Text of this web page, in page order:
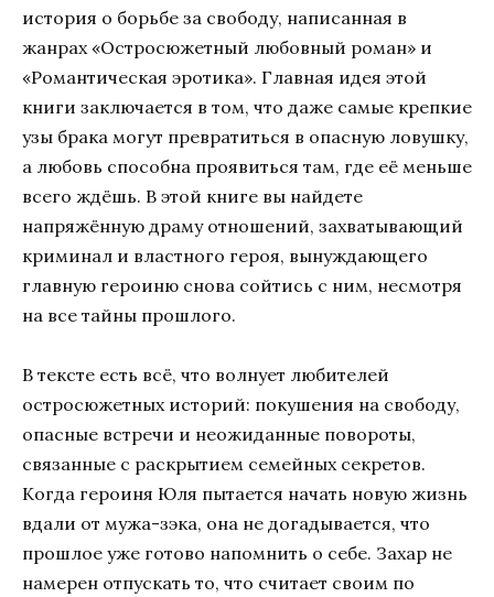
история о борьбе за свободу, написанная в
жанрах «Остросюжетный любовный роман» и
«Романтическая эротика». Главная идея этой
книги заключается в том, что даже самые крепкие
узы брака могут превратиться в опасную ловушку,
а любовь способна проявиться там, где её меньше
всего ждёшь. В этой книге вы найдете
напряжённую драму отношений, захватывающий
криминал и властного героя, вынуждающего
главную героиню снова сойтись с ним, несмотря
на все тайны прошлого.
В тексте есть всё, что волнует любителей
остросюжетных историй: покушения на свободу,
опасные встречи и неожиданные повороты,
связанные с раскрытием семейных секретов.
Когда героиня Юля пытается начать новую жизнь
вдали от мужа-зэка, она не догадывается, что
прошлое уже готово напомнить о себе. Захар не
намерен отпускать то, что считает своим по